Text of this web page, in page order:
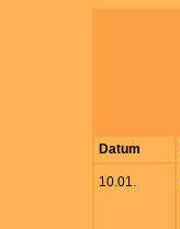
Datum
10.01.